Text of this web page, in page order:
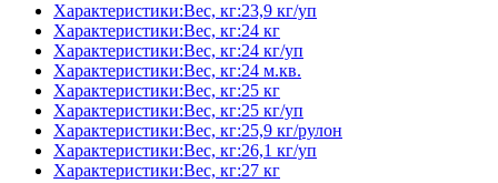
Характеристики:Вес, кг:23,9 кг/уп
Характеристики:Вес, кг:24 кг
Характеристики:Вес, кг:24 кг/уп
Характеристики:Вес, кг:24 м.кв.
Характеристики:Вес, кг:25 кг
Характеристики:Вес, кг:25 кг/уп
Характеристики:Вес, кг:25,9 кг/рулон
Характеристики:Вес, кг:26,1 кг/уп
Характеристики:Вес, кг:27 кг